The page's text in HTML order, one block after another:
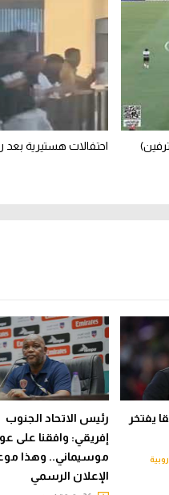
احتفالات هستيرية
يفتخر
رئيس الاتحاد الجنوب
إفريقي: وافقنا على
موسيماني.. وهذا
الإعلان الرسمي